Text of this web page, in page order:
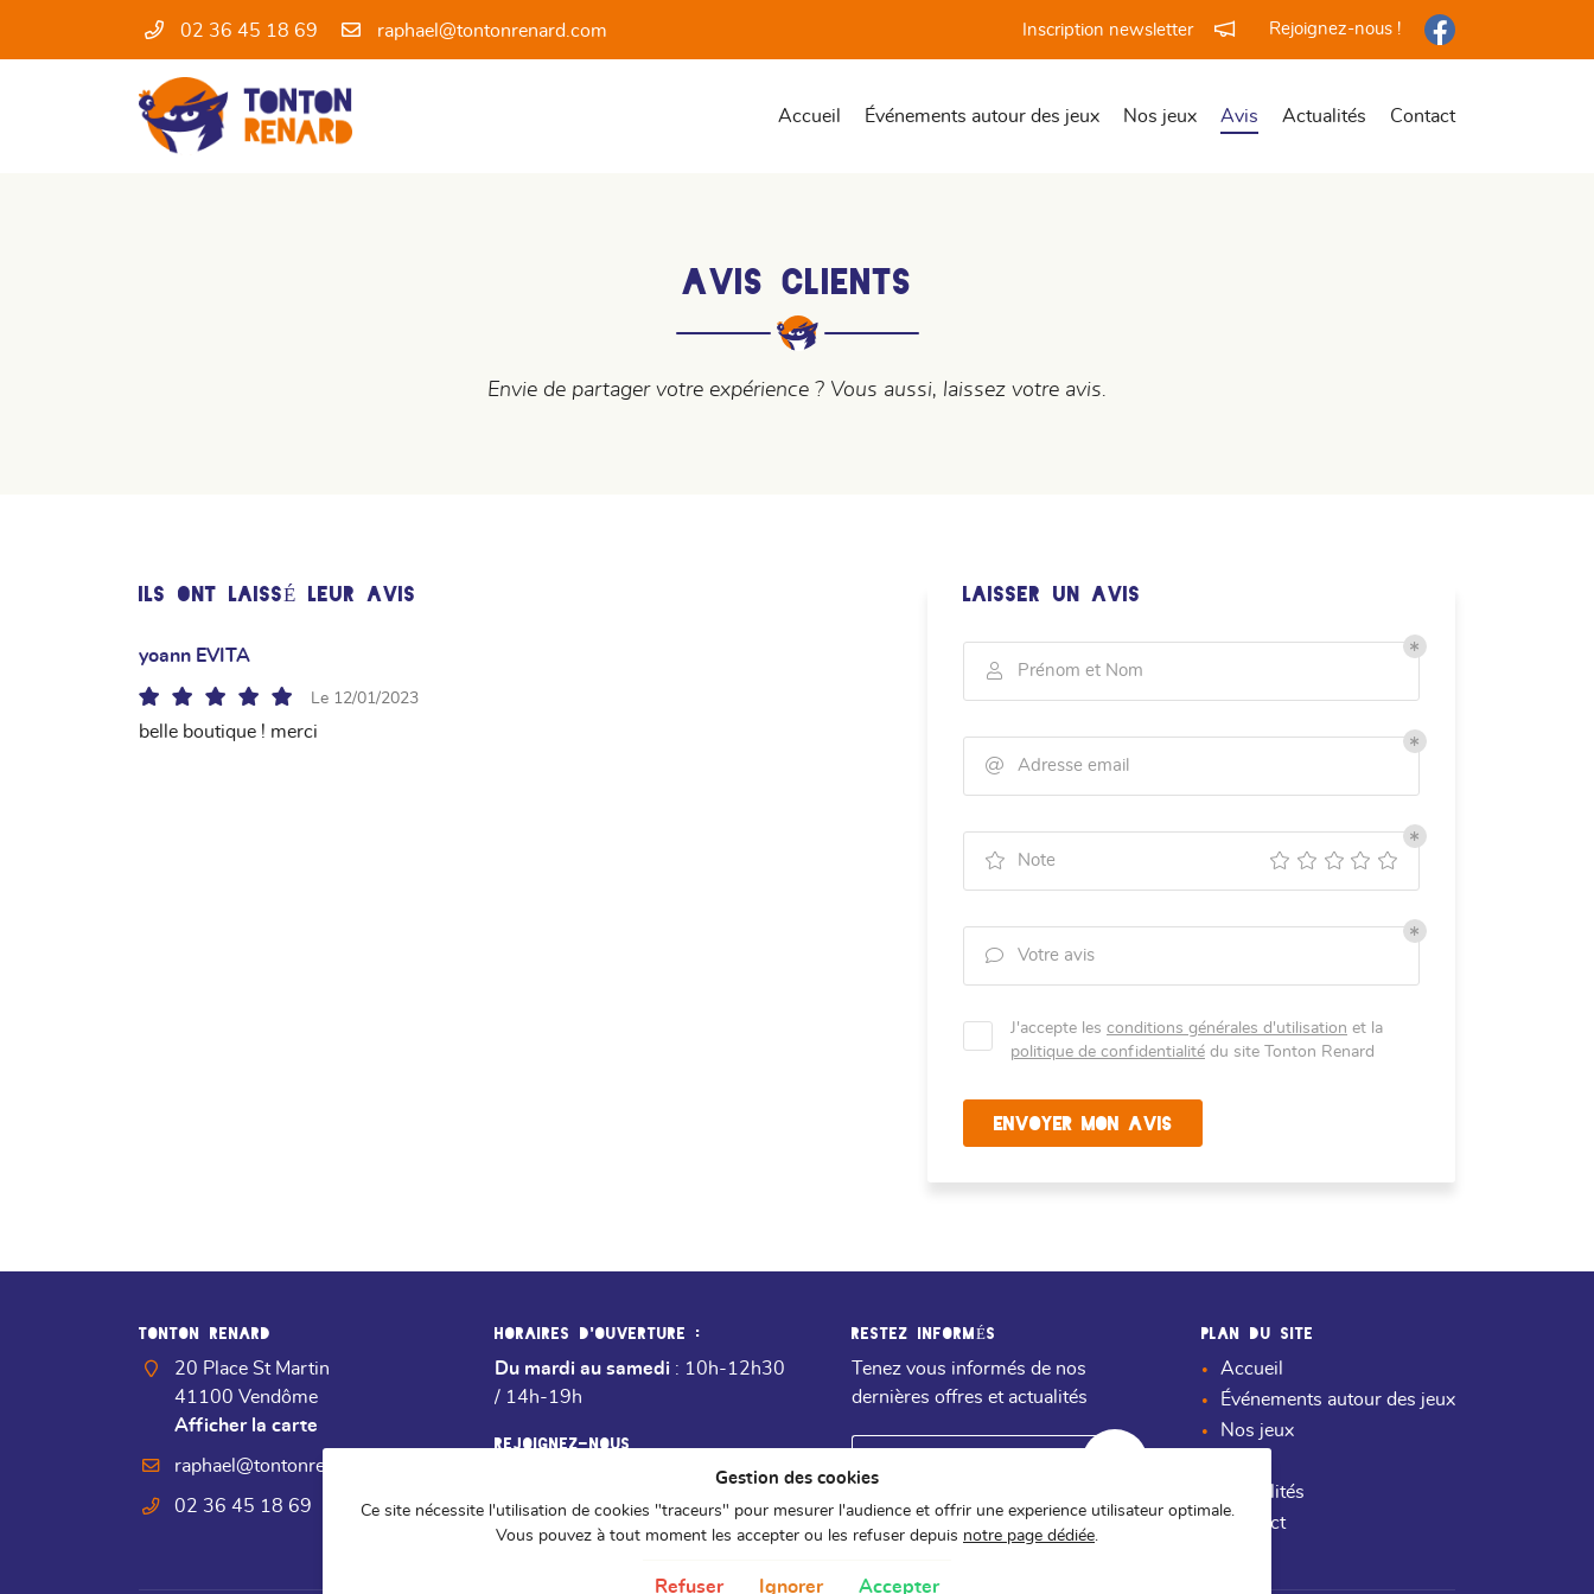
02 36 45 18 69 Inscription newsletter Rejoignez-nous !
Accueil Événements autour des jeux Nos jeux Avis Actualités Contact
41100 Vendôme
02 36 45 18 69
Avis Clients
Envie de partager votre expérience ? Vous aussi, laissez votre avis.
ILS ONT LAISSÉ LEUR AVIS
yoann EVITA
Le 12/01/2023
belle boutique ! merci
LAISSER UN AVIS
 Prénom et Nom
 Adresse email
 Note
 Votre avis
J'accepte les conditions générales d'utilisation et la
politique de confidentialité du site Tonton Renard
ENVOYER MON AVIS
TONTON RENARD
20 Place St Martin
41100 Vendôme
Afficher la carte
02 36 45 18 69
HORAIRES D'OUVERTURE :
Du mardi au samedi : 10h-12h30
/ 14h-19h
REJOIGNEZ-NOUS
RESTEZ INFORMÉS
Tenez vous informés de nos
dernières offres et actualités
PLAN DU SITE
Accueil
Événements autour des jeux
Nos jeux
Actualités
Contact
Gestion des cookies
Ce site nécessite l'utilisation de cookies "traceurs" pour mesurer l'audience et offrir une experience utilisateur optimale.
Vous pouvez à tout moment les accepter ou les refuser depuis notre page dédiée.
Refuser Ignorer Accepter